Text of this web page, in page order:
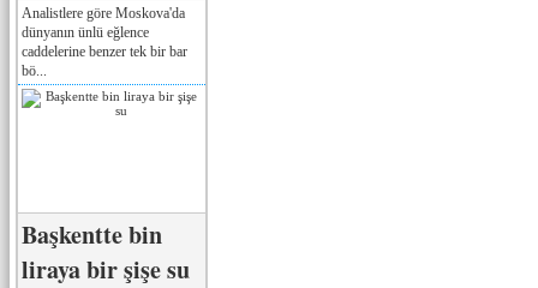
Analistlere göre Moskova'da
dünyanın ünlü eğlence
caddelerine benzer tek bir bar
bö...
Başkentte bin
liraya bir şişe su